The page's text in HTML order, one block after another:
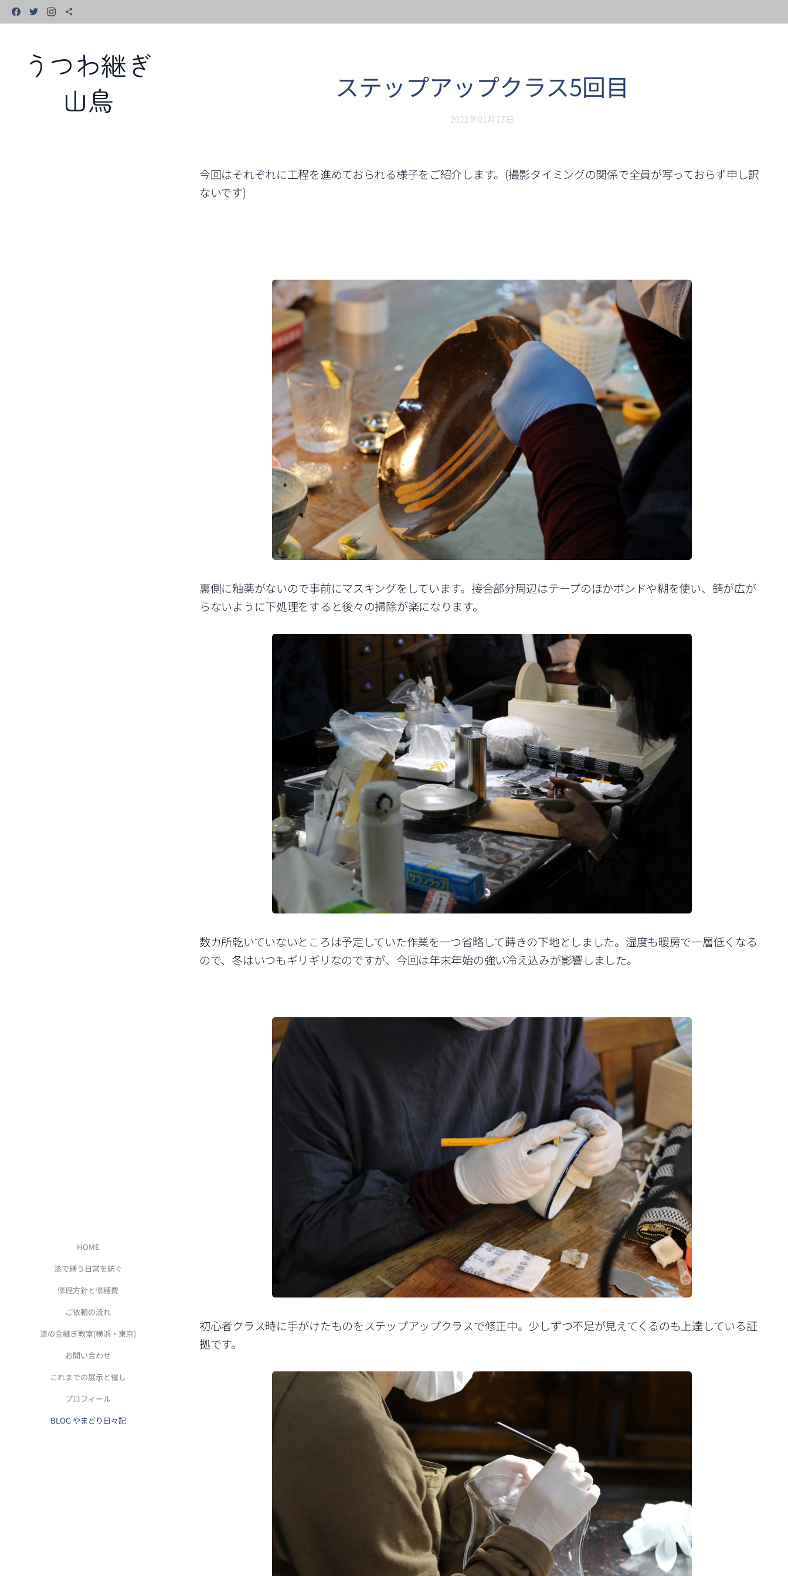
うつわ継ぎ
山鳥
HOME
漆で繕う日常を紡ぐ
修理方針と修繕費
ご依頼の流れ
漆の金継ぎ教室(横浜・東京)
お問い合わせ
これまでの展示と催し
プロフィール
BLOG やまどり日々記
ステップアップクラス5回目
2022年01月17日
今回はそれぞれに工程を進めておられる様子をご紹介します。(撮影タイミングの関係で全員が写っておらず申し訳
ないです)
裏側に釉薬がないので事前にマスキングをしています。接合部分周辺はテープのほかボンドや糊を使い、錆が広が
らないように下処理をすると後々の掃除が楽になります。
数カ所乾いていないところは予定していた作業を一つ省略して蒔きの下地としました。湿度も暖房で一層低くなる
ので、冬はいつもギリギリなのですが、今回は年末年始の強い冷え込みが影響しました。
初心者クラス時に手がけたものをステップアップクラスで修正中。少しずつ不足が見えてくるのも上達している証
拠です。